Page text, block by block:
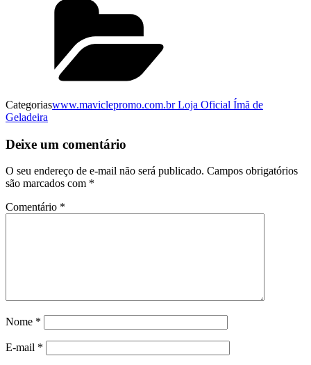
Categoriaswww.maviclepromo.com.br Loja Oficial Ímã de
Geladeira
Deixe um comentário
O seu endereço de e-mail não será publicado. Campos obrigatórios
são marcados com *
Comentário *
Nome *
E-mail *